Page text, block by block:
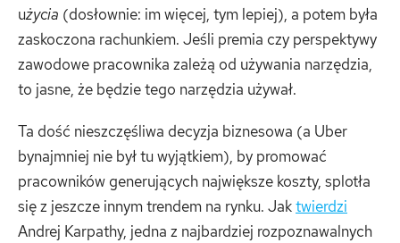
użycia (dosłownie: im więcej, tym lepiej), a potem była
zaskoczona rachunkiem. Jeśli premia czy perspektywy
zawodowe pracownika zależą od używania narzędzia,
to jasne, że będzie tego narzędzia używał.
Ta dość nieszczęśliwa decyzja biznesowa (a Uber
bynajmniej nie był tu wyjątkiem), by promować
pracowników generujących największe koszty, splotła
się z jeszcze innym trendem na rynku. Jaktwierdzi
Andrej Karpathy, jedna z najbardziej rozpoznawalnych